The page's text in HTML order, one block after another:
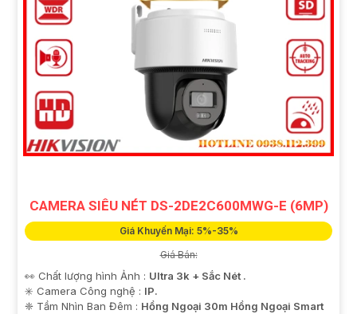
CAMERA SIÊU NÉT DS-2DE2C600MWG-E (6MP)
Giá Khuyến Mại: 5%-35%
Giá Bán:
👀 Chất lượng hình Ảnh : Ultra 3k + Sắc Nét .
✳️ Camera Công nghệ : IP.
❈ Tầm Nhìn Ban Đêm : Hồng Ngoại 30m Hồng Ngoại Smart